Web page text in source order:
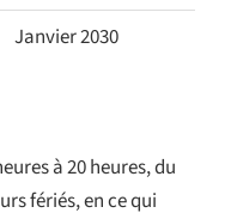
Janvier 2030
à 20 heures, du
fériés, en ce qui